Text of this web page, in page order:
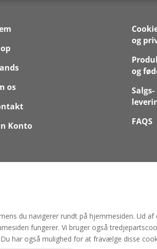
os
Konto
og
og
Salgs-
FAQS
du navigerer rundt på hjemmesiden. Ud
fungerer. Vi bruger også
har også mulighed for at fravælge disse